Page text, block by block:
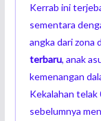
Kerrab ini
sementara
angka dari zona
terbaru, anak
kemenangan
Kekalahan telak
sebelumnya